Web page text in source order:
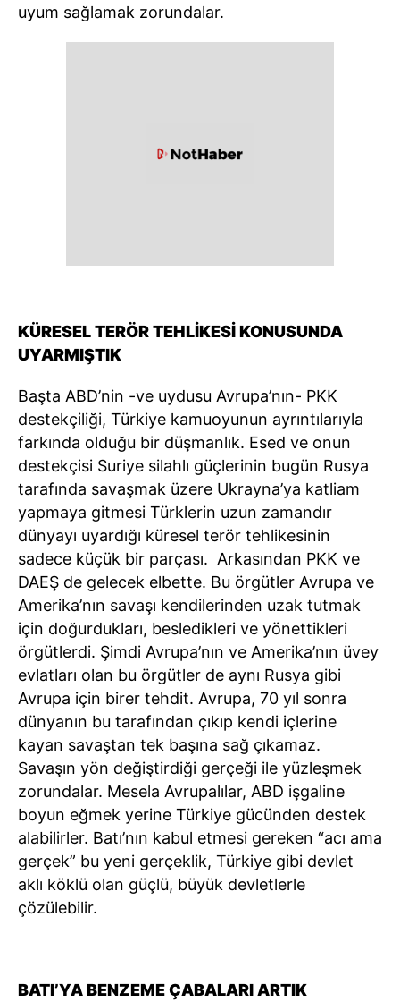
uyum sağlamak zorundalar.
KÜRESEL TERÖR TEHLİKESİ KONUSUNDA
UYARMIŞTIK
Başta ABD’nin -ve uydusu Avrupa’nın- PKK
destekçiliği, Türkiye kamuoyunun ayrıntılarıyla
farkında olduğu bir düşmanlık. Esed ve onun
destekçisi Suriye silahlı güçlerinin bugün Rusya
tarafında savaşmak üzere Ukrayna’ya katliam
yapmaya gitmesi Türklerin uzun zamandır
dünyayı uyardığı küresel terör tehlikesinin
sadece küçük bir parçası. Arkasından PKK ve
DAEŞ de gelecek elbette. Bu örgütler Avrupa ve
Amerika’nın savaşı kendilerinden uzak tutmak
için doğurdukları, besledikleri ve yönettikleri
örgütlerdi. Şimdi Avrupa’nın ve Amerika’nın üvey
evlatları olan bu örgütler de aynı Rusya gibi
Avrupa için birer tehdit. Avrupa, 70 yıl sonra
dünyanın bu tarafından çıkıp kendi içlerine
kayan savaştan tek başına sağ çıkamaz.
Savaşın yön değiştirdiği gerçeği ile yüzleşmek
zorundalar. Mesela Avrupalılar, ABD işgaline
boyun eğmek yerine Türkiye gücünden destek
alabilirler. Batı’nın kabul etmesi gereken “acı ama
gerçek” bu yeni gerçeklik, Türkiye gibi devlet
aklı köklü olan güçlü, büyük devletlerle
çözülebilir.
BATI’YA BENZEME ÇABALARI ARTIK